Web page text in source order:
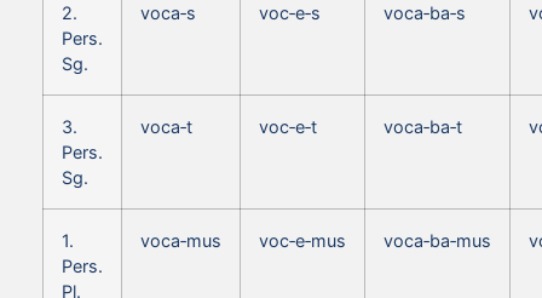
2.
Pers.
Sg.
voca‑s voc‑e‑s voca‑ba‑s
3.
Pers.
Sg.
voca‑t voc‑e‑t voca‑ba‑t
1.
Pers.
Pl.
voca‑mus voc‑e‑mus voca‑ba‑mus